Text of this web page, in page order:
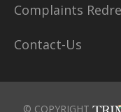
Complaints
Contact-Us
© COPYRIGHT